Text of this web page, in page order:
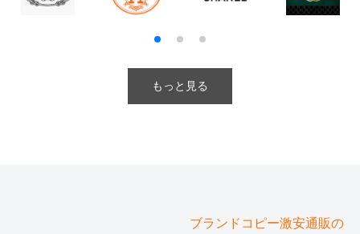
もっと見る
ブランドコピー激安通販の